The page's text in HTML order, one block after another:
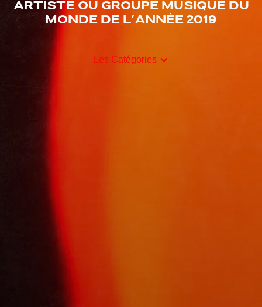
Artiste ou groupe musique du
monde de l'année 2019
Les Catégories